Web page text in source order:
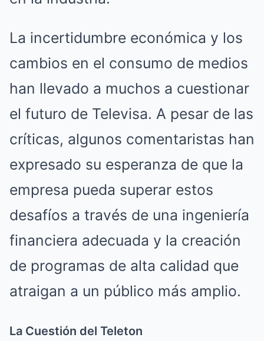
La incertidumbre económica y los
cambios en el consumo de medios
han llevado a muchos a cuestionar
el futuro de Televisa. A pesar de las
críticas, algunos comentaristas han
expresado su esperanza de que la
empresa pueda superar estos
desafíos a través de una ingeniería
financiera adecuada y la creación
de programas de alta calidad que
atraigan a un público más amplio.
La Cuestión del Teleton